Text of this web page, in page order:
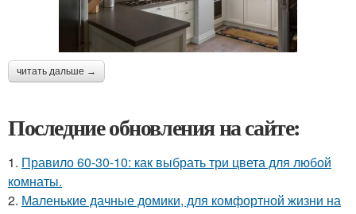
читать дальше →
Последние обновления на сайте:
1. Правило 60-30-10: как выбрать три цвета для любой
комнаты.
2. Маленькие дачные домики, для комфортной жизни на